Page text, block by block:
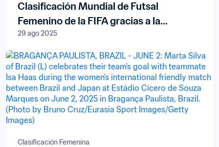
Clasificación Mundial de Futsal
Femenino de la FIFA gracias a la
creciente popularidad de este deporte
29 ago 2025
Clasificación Femenina